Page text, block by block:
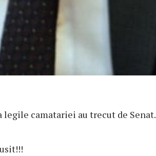
camatariei au trecut de Senat.